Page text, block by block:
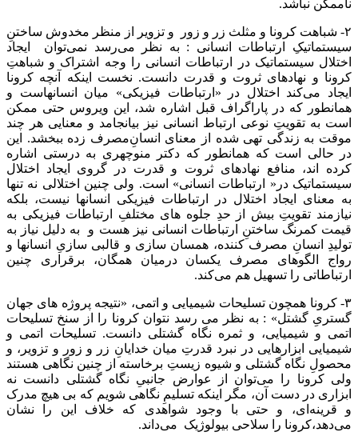
ناممکن نباشد.
۲- شباهت کرونا و مثلث زر و زور و تزویر از منظر مخدوش ساختنِ‌
سیستماتیکِ ارتباطات انسانی : به نظر می‌رسد نمی‌توان ایجاد
اختلال سیستماتیک در ارتباطات انسانی را وجه اشتراک و شباهتِ
کرونا و نهادهای ثروت و قدرت دانست. نخست اینکه آنچه کرونا
ایجاد می‌کند اختلال در «ارتباطات فیزیکی» میان انسانهاست و
همانطور که در پاراگراف قبل اشاره شد، این ویروس حتی ممکن
است به تقویتِ نوعی ارتباط انسانی نیز بیانجامد و معنایی هر چند
موقت به زندگی تهی شده از معنای انسانِ‌مصرف زده ببخشد. این
در حالی است که همانطور که دکتر منوچهری به درستی اشاره
کرده اند، منافع نهادهای ثروت و قدرت در گروی ایجاد اختلال
سیستماتیک در« ارتباطات انسانی» است. ولی چنین اختلالی نه تنها
به معنای ایجاد اختلال در ارتباطات فیزیکی انسانها نیست، بلکه
نیازمند تقویتِ بیش از حدِ جلوه های مختلفِ ارتباطات فیزیکی به
قیمت کمرنگ ساختنِ ارتباطات انسانی نیز هست و به دلیل نیاز به
تولیدِ انسانِ مصرف کننده، همسان سازی و قالبی سازیِ ‌انسانها و
رواج الگوهای مصرف یکسان درمیان همگان، برقراری چنین
ارتباطاتی را تسهیل هم می‌کند.
۳- کرونا همچون تسلیحات شیمیایی و اتمی، «نتیجه پروژه های جهان
گستریِ گشتل» : به نظر می رسد نتوان کرونا را از سنخ تسلیحات
اتمی و شیمیایی، و ثمره نگاه گشتلی دانست. تسلیحات اتمی و
شیمیایی ابزارهایی در نبرد قدرتِ میان خدایانِ زر و زور و تزویر، و
محصولِ نگاه گشتلی و شیوه زیستِ برخاسته از چنین نگاهی هستند
ولی کرونا را می‌توان از عوارض جانبیِ نگاه گشتلی دانست نه
ابزاری در دست آن، مگر اینکه تسلیمِ‌ نگاهی شویم که بی هیچ مدرک
و قرینه‌ای، و حتی با وجود شواهدی که خلاف این را نشان
می‌دهد،کرونا را سلاحی بیولوژیک می‌داند.